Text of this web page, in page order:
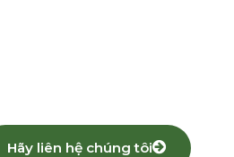
Hãy liên hệ chúng tôi